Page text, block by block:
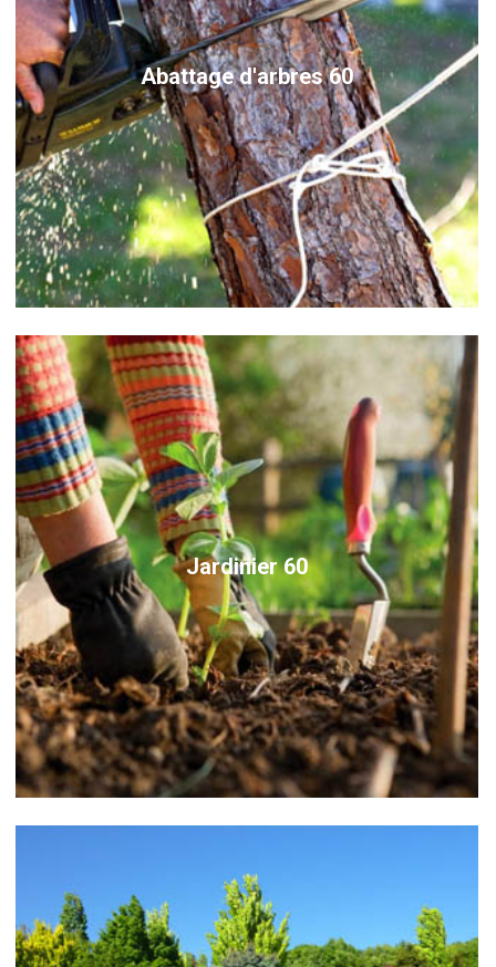
Abattage d'arbres 60
Jardinier 60